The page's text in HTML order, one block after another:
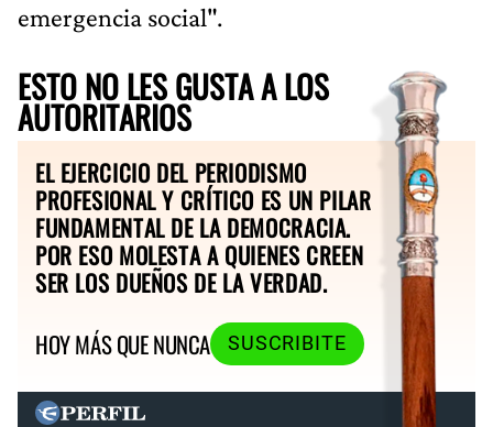
emergencia social".
ESTO NO LES GUSTA A LOS
AUTORITARIOS
EL EJERCICIO DEL PERIODISMO
PROFESIONAL Y CRÍTICO ES UN PILAR
FUNDAMENTAL DE LA DEMOCRACIA.
POR ESO MOLESTA A QUIENES CREEN
SER LOS DUEÑOS DE LA VERDAD.
HOY MÁS QUE NUNCA
SUSCRIBITE